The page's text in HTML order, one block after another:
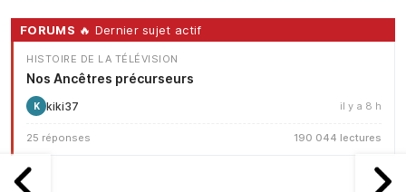
FORUMS 🔥 Dernier sujet actif
HISTOIRE DE LA TÉLÉVISION
Nos Ancêtres précurseurs
K kiki37 il y a 8 h
25 réponses 190 044 lectures